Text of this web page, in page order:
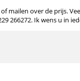
mailen over de prijs.
266272. Ik wens u in